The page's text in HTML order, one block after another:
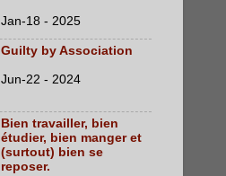
Jan-18 - 2025
Guilty by Association
Jun-22 - 2024
Bien travailler, bien
étudier, bien manger et
(surtout) bien se
reposer.